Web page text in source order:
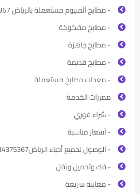
- مطابخ ألمنيوم مستعملة بالرياض 0534375367
- مطابخ مفكوكة
- مطابخ جاهزة
- مطابخ قديمة
- معدات مطابخ مستعملة
مميزات الخدمة:
- شراء فوري
- أسعار مناسبة
- الوصول لجميع أحياء الرياض0534375367
- فك وتحميل ونقل
- معاينة سريعة